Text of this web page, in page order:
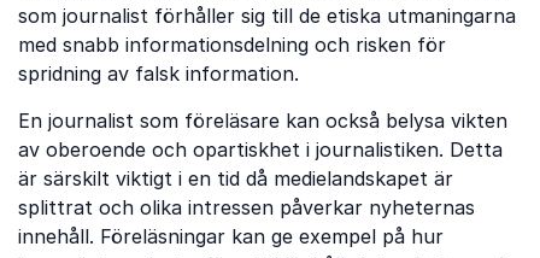
som journalist förhåller sig till de etiska utmaningarna
med snabb informationsdelning och risken för
spridning av falsk information.
En journalist som föreläsare kan också belysa vikten
av oberoende och opartiskhet i journalistiken. Detta
är särskilt viktigt i en tid då medielandskapet är
splittrat och olika intressen påverkar nyheternas
innehåll. Föreläsningar kan ge exempel på hur